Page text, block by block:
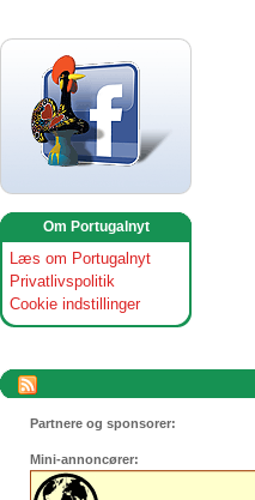
Om Portugalnyt
Læs om Portugalnyt
Privatlivspolitik
Cookie indstillinger
Partnere og sponsorer:
Mini-annoncører: